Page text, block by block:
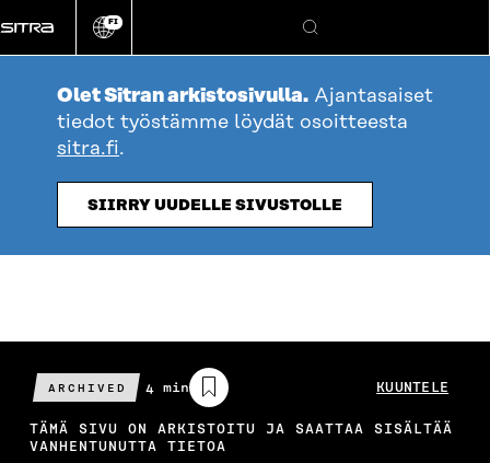
suoraan
sisältöön
Vaihda
kieli
FI
Hae
Olet Sitran arkistosivulla. Ajantasaiset
tiedot työstämme löydät osoitteesta
sitra.fi.
SIIRRY UUDELLE SIVUSTOLLE
ARCHIVED
Arvioitu
lukuaika
4 min KUUNTELE
TÄMÄ SIVU ON ARKISTOITU JA SAATTAA SISÄLTÄÄ
VANHENTUNUTTA TIETOA